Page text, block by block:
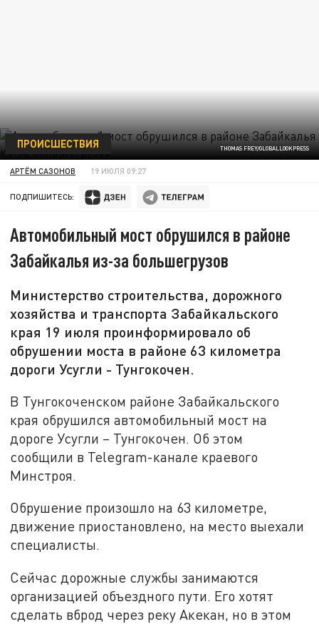
THOMAS FREY/GLOBALLOOKPRESS
ПРОИСШЕСТВИЯ
АРТЁМ САЗОНОВ 19 ИЮЛЯ 09:27
ПОДПИШИТЕСЬ:
Автомобильный мост обрушился в районе
Забайкалья из-за большегрузов
Министерство строительства, дорожного
хозяйства и транспорта Забайкальского
края 19 июля проинформировало об
обрушении моста в районе 63 километра
дороги Усугли - Тунгокочен.
В Тунгокоченском районе Забайкальского
края обрушился автомобильный мост на
дороге Усугли – Тунгокочен. Об этом
сообщили в Telegram-канале краевого
Минстроя.
Обрушение произошло на 63 километре,
движение приостановлено, на место выехали
специалисты.
Сейчас дорожные службы занимаются
организацией объездного пути. Его хотят
сделать вброд через реку Акекан, но в этом